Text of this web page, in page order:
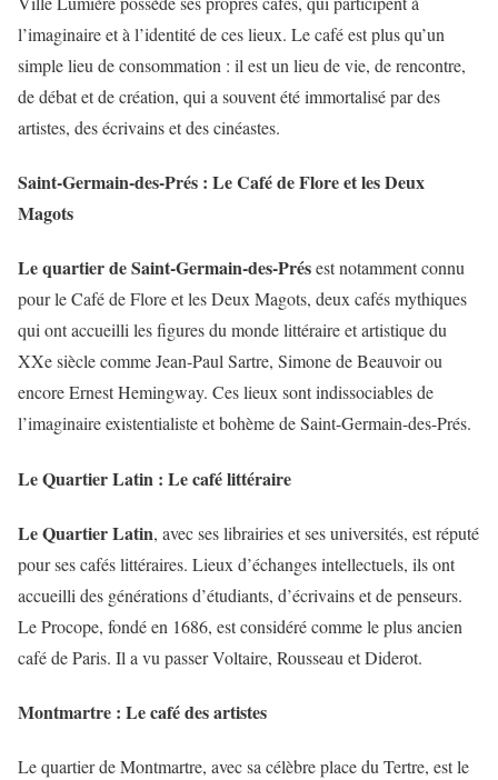
l’imaginaire et à l’identité de ces lieux. Le café est plus qu’un
simple lieu de consommation : il est un lieu de vie, de rencontre,
de débat et de création, qui a souvent été immortalisé par des
artistes, des écrivains et des cinéastes.
Saint-Germain-des-Prés : Le Café de Flore et les Deux
Magots
Le quartier de Saint-Germain-des-Présest notamment connu
pour le Café de Flore et les Deux Magots, deux cafés mythiques
qui ont accueilli les figures du monde littéraire et artistique du
XXe siècle comme Jean-Paul Sartre, Simone de Beauvoir ou
encore Ernest Hemingway. Ces lieux sont indissociables de
l’imaginaire existentialiste et bohème de Saint-Germain-des-Prés.
Le Quartier Latin : Le café littéraire
Le Quartier Latin, avec ses librairies et ses universités, est réputé
pour ses cafés littéraires. Lieux d’échanges intellectuels, ils ont
accueilli des générations d’étudiants, d’écrivains et de penseurs.
Le Procope, fondé en 1686, est considéré comme le plus ancien
café de Paris. Il a vu passer Voltaire, Rousseau et Diderot.
Montmartre : Le café des artistes
Le quartier de Montmartre, avec sa célèbre place du Tertre, est le